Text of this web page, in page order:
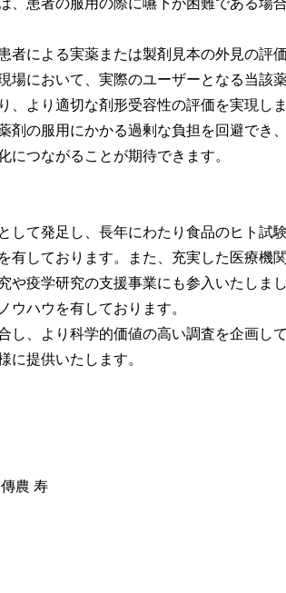
、患者の服用の際に嚥下が困難である場
による実薬または製剤見本の外見の評
場において、実際のユーザーとなる当該
より適切な剤形受容性の評価を実現しま
の服用にかかる過剰な負担を回避でき
につながることが期待できます。
て発足し、長年にわたり食品のヒト試
しております。また、充実した医療機
や疫学研究の支援事業にも参入いたしま
ウハウを有しております。
、より科学的価値の高い調査を企画し
に提供いたします。
農 寿